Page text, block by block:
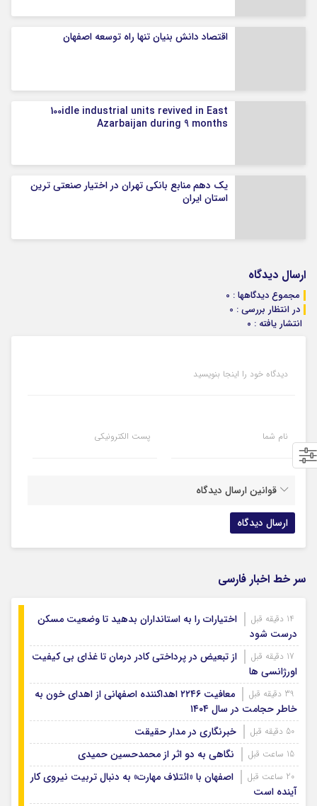
اقتصاد دانش بنیان تنها راه توسعه اصفهان
100idle industrial units revived in East
Azarbaijan during 9 months
یک دهم منابع بانکی تهران در اختیار صنعتی ترین
استان ایران
ارسال دیدگاه
مجموع دیدگاهها : 0
در انتظار بررسی : 0
انتشار یافته : ۰
دیدگاه خود را اینجا بنویسید
نام شما پست الکترونیکی
قوانین ارسال دیدگاه
سر خط اخبار فارسی
اختیارات را به استانداران بدهید تا وضعیت مسکن
درست شود
از تبعیض در پرداختی کادر درمان تا غذای بی کیفیت
اورژانسی ها
معافیت ۲۲۴۶ اهداکننده اصفهانی از اهدای خون به
خاطر حجامت در سال ۱۴۰۴
خبرنگاری در مدار حقیقت
نگاهی به دو اثر از محمدحسین حمیدی
اصفهان با «ائتلاف مهارت» به دنبال تربیت نیروی کار
آینده است